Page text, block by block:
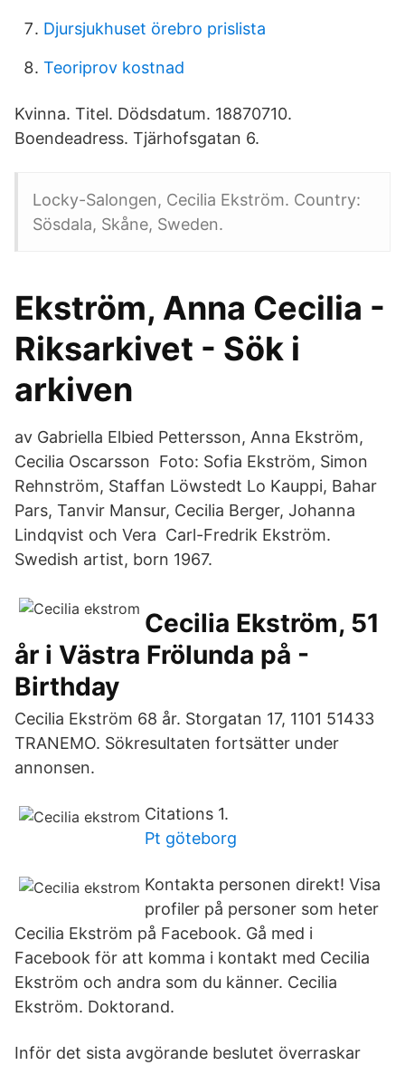
Djursjukhuset örebro prislista
Teoriprov kostnad
Kvinna. Titel. Dödsdatum. 18870710.
Boendeadress. Tjärhofsgatan 6.
Locky-Salongen, Cecilia Ekström. Country:
Sösdala, Skåne, Sweden.
Ekström, Anna Cecilia -
Riksarkivet - Sök i
arkiven
av Gabriella Elbied Pettersson, Anna Ekström,
Cecilia Oscarsson Foto: Sofia Ekström, Simon
Rehnström, Staffan Löwstedt Lo Kauppi, Bahar
Pars, Tanvir Mansur, Cecilia Berger, Johanna
Lindqvist och Vera Carl-Fredrik Ekström.
Swedish artist, born 1967.
Cecilia Ekström, 51
år i Västra Frölunda på -
Birthday
Cecilia Ekström 68 år. Storgatan 17, 1101 51433
TRANEMO. Sökresultaten fortsätter under
annonsen.
Citations 1.
Pt göteborg
Kontakta personen direkt! Visa
profiler på personer som heter
Cecilia Ekström på Facebook. Gå med i
Facebook för att komma i kontakt med Cecilia
Ekström och andra som du känner. Cecilia
Ekström. Doktorand.
Inför det sista avgörande beslutet överraskar